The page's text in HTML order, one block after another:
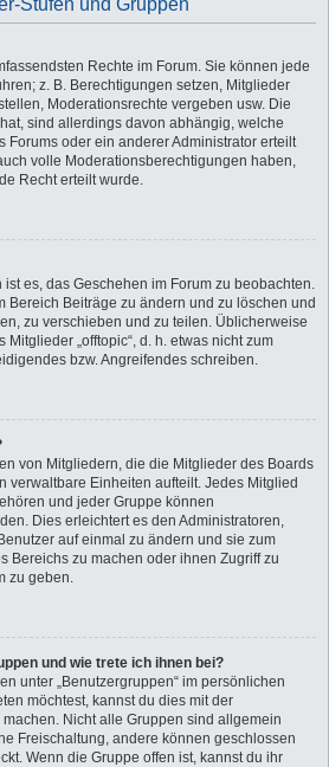
Stufen und Gruppen
Rechte im Forum. Sie können jede
z. B. Berechtigungen setzen, Mitglieder
Moderationsrechte vergeben usw. Die
sind allerdings davon abhängig, welche
Forums oder ein anderer Administrator erteilt
volle Moderationsberechtigungen haben,
Recht erteilt wurde.
es, das Geschehen im Forum zu beobachten.
Bereich Beiträge zu ändern und zu löschen und
zu verschieben und zu teilen. Üblicherweise
„offtopic“, d. h. etwas nicht zum
bzw. Angreifendes schreiben.
von Mitgliedern, die die Mitglieder des Boards
verwaltbare Einheiten aufteilt. Jedes Mitglied
und jeder Gruppe können
Dies erleichtert es den Administratoren,
auf einmal zu ändern und sie zum
Bereichs zu machen oder ihnen Zugriff zu
zu geben.
und wie trete ich ihnen bei?
unter „Benutzergruppen“ im persönlichen
möchtest, kannst du dies mit der
Nicht alle Gruppen sind allgemein
Freischaltung, andere können geschlossen
Wenn die Gruppe offen ist, kannst du ihr